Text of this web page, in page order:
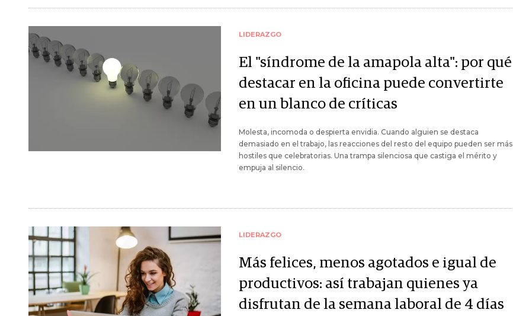
LIDERAZGO
El "síndrome de la amapola alta": por qué
destacar en la oficina puede convertirte
en un blanco de críticas
Molesta, incomoda o despierta envidia. Cuando alguien se destaca
demasiado en el trabajo, las reacciones del resto del equipo pueden ser más
hostiles que celebratorias. Una trampa silenciosa que castiga el mérito y
empuja al silencio.
LIDERAZGO
Más felices, menos agotados e igual de
productivos: así trabajan quienes ya
disfrutan de la semana laboral de 4 días